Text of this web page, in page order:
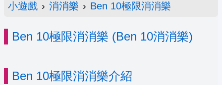
小遊戲 › 消消樂 › Ben 10極限消消樂
Ben 10極限消消樂 (Ben 10消消樂)
Ben 10極限消消樂介紹